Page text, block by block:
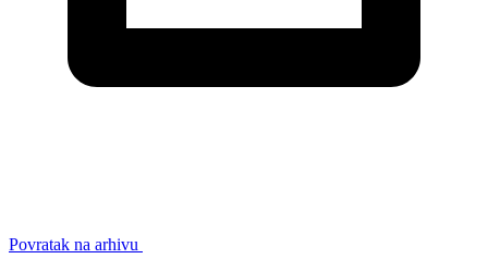
Povratak na arhivu